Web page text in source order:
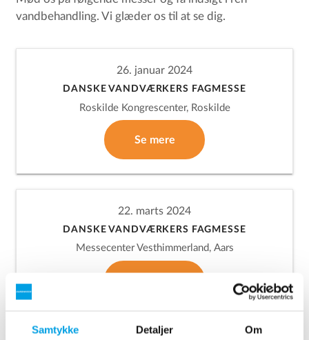
Samtykke Detaljer Om
vandbehandling. Vi glæder os til at se dig.
26. januar 2024
DANSKE VANDVÆRKERS FAGMESSE
Roskilde Kongrescenter, Roskilde
Se mere
22. marts 2024
DANSKE VANDVÆRKERS FAGMESSE
Messecenter Vesthimmerland, Aars